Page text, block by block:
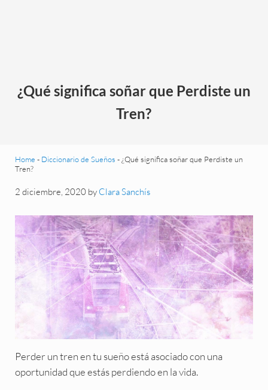
¿Qué significa soñar que Perdiste un
Tren?
Home - Diccionario de Sueños -¿Qué significa soñar que Perdiste un
Tren?
2 diciembre, 2020 by Clara Sanchís
Perder un tren en tu sueño está asociado con una
oportunidad que estás perdiendo en la vida.